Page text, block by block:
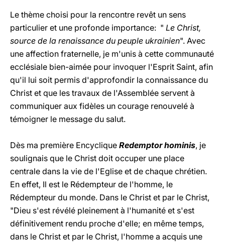
Le thème choisi pour la rencontre revêt un sens
particulier et une profonde importance: " Le Christ,
source de la renaissance du peuple ukrainien". Avec
une affection fraternelle, je m'unis à cette communauté
ecclésiale bien-aimée pour invoquer l'Esprit Saint, afin
qu'il lui soit permis d'approfondir la connaissance du
Christ et que les travaux de l'Assemblée servent à
communiquer aux fidèles un courage renouvelé à
témoigner le message du salut.
Dès ma première Encyclique Redemptor hominis, je
soulignais que le Christ doit occuper une place
centrale dans la vie de l'Eglise et de chaque chrétien.
En effet, Il est le Rédempteur de l'homme, le
Rédempteur du monde. Dans le Christ et par le Christ,
"Dieu s'est révélé pleinement à l'humanité et s'est
définitivement rendu proche d'elle; en même temps,
dans le Christ et par le Christ, l'homme a acquis une